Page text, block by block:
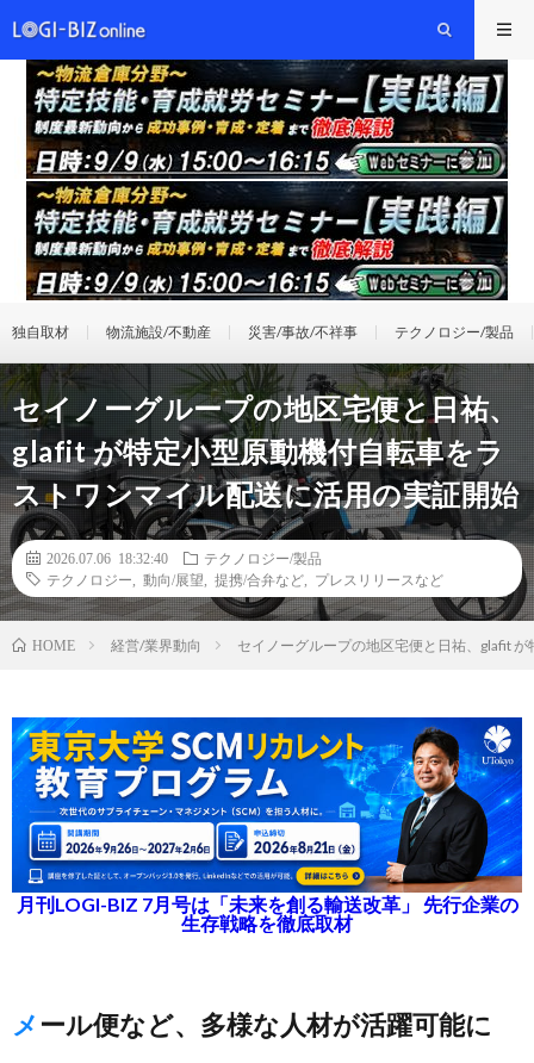
独自取材 物流施設/不動産 災害/事故/不祥事 テクノロジー/製品
セイノーグループの地区宅便と日祐、
glafit が特定小型原動機付自転車をラ
ストワンマイル配送に活用の実証開始
2026.07.06 18:32:40
テクノロジー/製品
テクノロジー
動向/展望 提携/合弁など プレスリリースなど
HOME 経営/業界動向 セイノーグループの地区宅便と日祐、glafit
月刊LOGI-BIZ 7月号は「未来を創る輸送改革」 先行企業の
生存戦略を徹底取材
メール便など、多様な人材が活躍可能に